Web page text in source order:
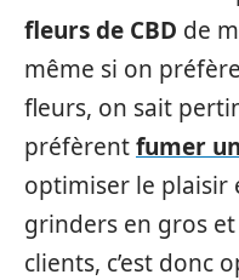
fleurs de CBD de
même si on
fleurs, on sait
préfèrentfumer
optimiser le plaisir
grinders en gros
clients, c’est donc